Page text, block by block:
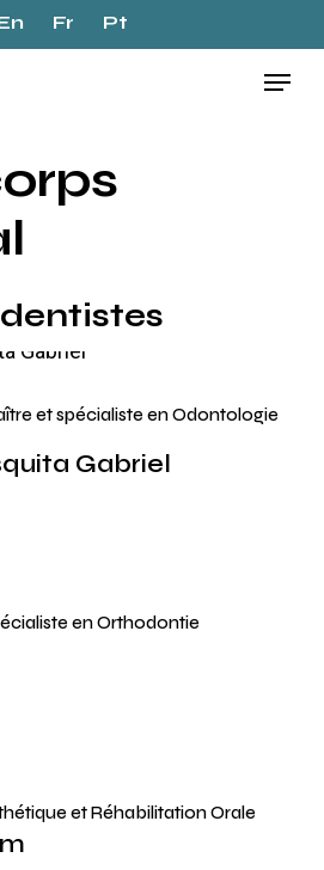
Fr Pt
Menu
et spécialiste en Odontologie
Gabriel
en Orthodontie
et Réhabilitation Orale